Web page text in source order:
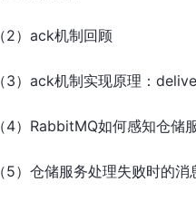
（2）ack机制回顾
（3）ack机制实现原理：
（4）RabbitMQ如何感知仓储
（5）仓储服务处理失败时的消